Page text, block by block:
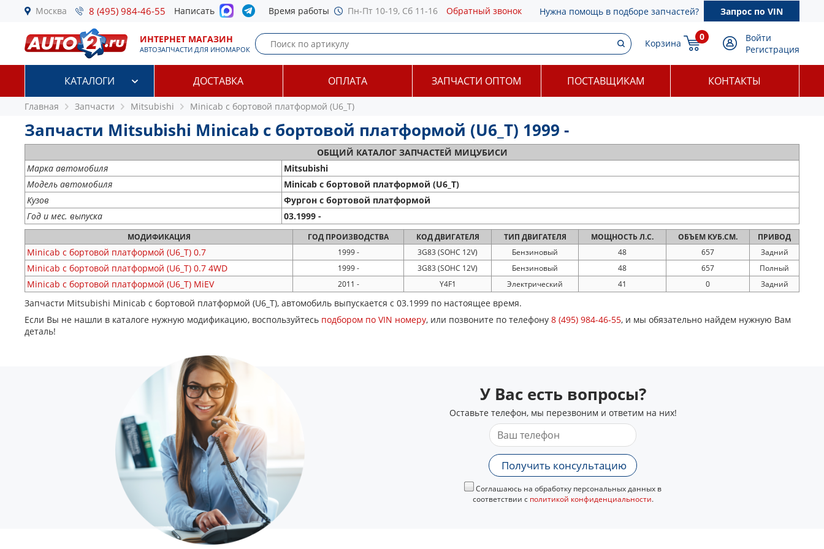
Москва 8 (495) 984-46-55 Написать Время работы Пн-Пт 10-19, Сб 11-16 Обратный звонок Нужна помощь в подборе запчастей? Запрос по VIN
ИНТЕРНЕТ МАГАЗИН
АВТОЗАПЧАСТИ ДЛЯ ИНОМАРОК
Корзина
0
Войти
Регистрация
КАТАЛОГИ ДОСТАВКА ОПЛАТА ЗАПЧАСТИ ОПТОМ ПОСТАВЩИКАМ КОНТАКТЫ
Главная Запчасти Mitsubishi Minicab c бортовой платформой (U6_T)
Запчасти Mitsubishi Minicab c бортовой платформой (U6_T) 1999 -
ОБЩИЙ КАТАЛОГ ЗАПЧАСТЕЙ МИЦУБИСИ
Марка автомобиля
Mitsubishi
Модель автомобиля
Minicab c бортовой платформой (U6_T)
Кузов
Фургон с бортовой платформой
Год и мес. выпуска
03.1999 -
МОДИФИКАЦИЯ ГОД ПРОИЗВОДСТВА КОДДВИГАТЕЛЯ ТИП ДВИГАТЕЛЯ МОЩНОСТЬ Л.С. ОБЪЕМ КУБ.СМ. ПРИВОД
Minicab c бортовой платформой (U6_T) 0.7 1999 - 3G83 (SOHC 12V) Бензиновый 48 657 Задний
Minicab c бортовой платформой (U6_T) 0.7 4WD 1999 - 3G83 (SOHC 12V) Бензиновый 48 657 Полный
Minicab c бортовой платформой (U6_T) MiEV 2011 - Y4F1 Электрический 41 0 Задний
Запчасти Mitsubishi Minicab c бортовой платформой (U6_T), автомобиль выпускается с 03.1999 по настоящее время.
Если Вы не нашли в каталоге нужную модификацию, воспользуйтесь подбором по VIN номеру, или позвоните по телефону 8 (495) 984-46-55, и мы обязательно найдем нужную Вам
деталь!
У Вас есть вопросы?
Оставьте телефон, мы перезвоним и ответим на них!
Получить консультацию
Соглашаюсь на обработку персональных данных в
соответствии с политикой конфиденциальности.